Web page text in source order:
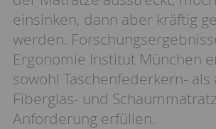
einsinken, dann aber kräftig
werden.
Ergonomie Institut München
sowohl Taschenfederkern- als
Fiberglas- und
Anforderung erfüllen.